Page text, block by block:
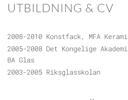
UTBILDNING & CV
2008-2010 Konstfack, MFA
2005-2008 Det Kongelige
BA Glas
2003-2005 Riksglasskolan